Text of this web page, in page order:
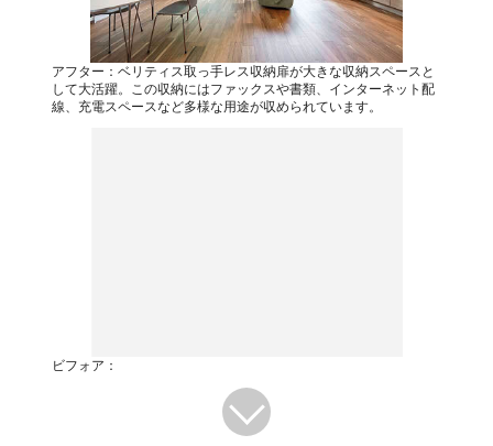
アフター：ベリティス取っ手レス収納扉が大きな収納スペースと
して大活躍。この収納にはファックスや書類、インターネット配
線、充電スペースなど多様な用途が収められています。
ビフォア：